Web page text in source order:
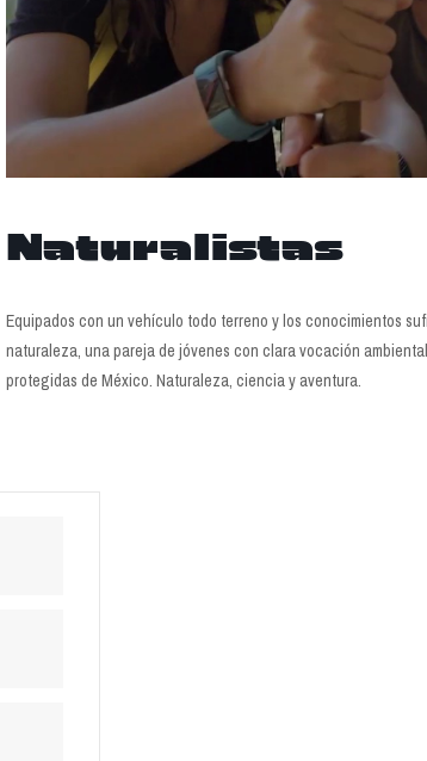
Naturalistas
Equipados con un vehículo todo terreno y los conocimientos
naturaleza, una pareja de jóvenes con clara vocación
protegidas de México. Naturaleza, ciencia y aventura.